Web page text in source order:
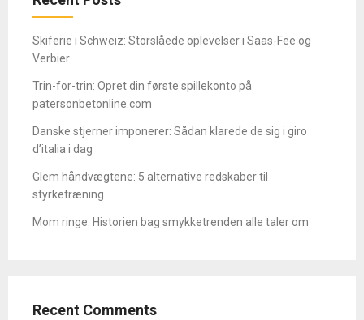
Skiferie i Schweiz: Storslåede oplevelser i Saas-Fee og
Verbier
Trin-for-trin: Opret din første spillekonto på
patersonbetonline.com
Danske stjerner imponerer: Sådan klarede de sig i giro
d’italia i dag
Glem håndvægtene: 5 alternative redskaber til
styrketræning
Mom ringe: Historien bag smykketrenden alle taler om
Recent Comments